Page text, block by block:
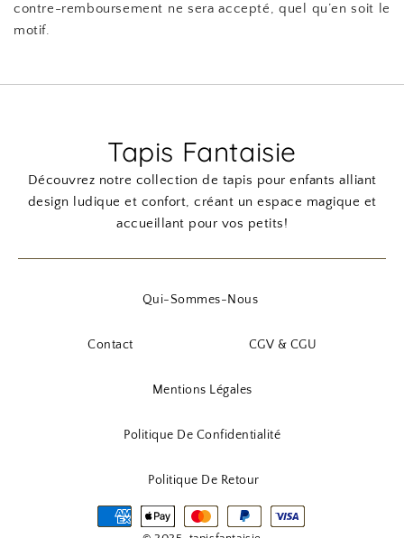
contre-remboursement ne sera accepté, quel qu’en soit le
motif.
Tapis Fantaisie
Découvrez notre collection de tapis pour enfants alliant
design ludique et confort, créant un espace magique et
accueillant pour vos petits!
Qui-Sommes-Nous
Contact CGV & CGU
Mentions Légales
Politique De Confidentialité
Politique De Retour